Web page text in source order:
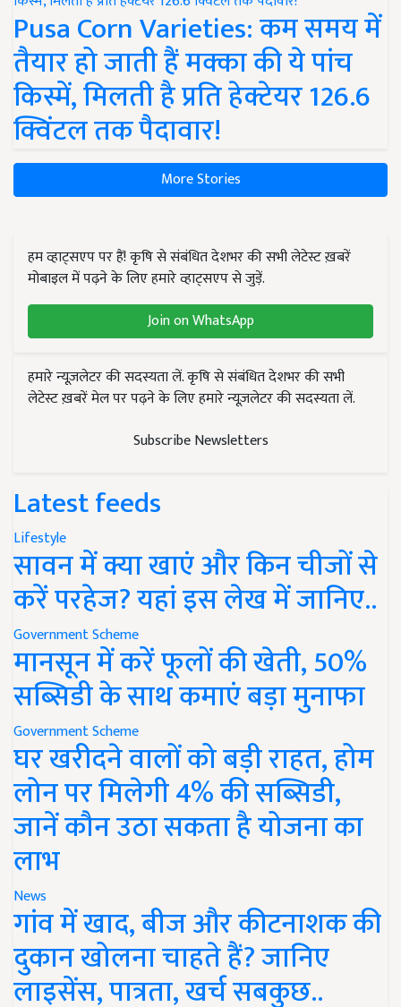
Pusa Corn Varieties: कम समय में
तैयार हो जाती हैं मक्का की ये पांच
किस्में, मिलती है प्रति हेक्टेयर 126.6
क्विंटल तक पैदावार!
More Stories
हम व्हाट्सएप पर हैं! कृषि से संबंधित देशभर की सभी लेटेस्ट ख़बरें
मोबाइल में पढ़ने के लिए हमारे व्हाट्सएप से जुड़ें.
Join on WhatsApp
हमारे न्यूज़लेटर की सदस्यता लें. कृषि से संबंधित देशभर की सभी
लेटेस्ट ख़बरें मेल पर पढ़ने के लिए हमारे न्यूज़लेटर की सदस्यता लें.
Subscribe Newsletters
Latest feeds
Lifestyle
सावन में क्या खाएं और किन चीजों से
करें परहेज? यहां इस लेख में जानिए..
Government Scheme
मानसून में करें फूलों की खेती, 50%
सब्सिडी के साथ कमाएं बड़ा मुनाफा
Government Scheme
घर खरीदने वालों को बड़ी राहत, होम
लोन पर मिलेगी 4% की सब्सिडी,
जानें कौन उठा सकता है योजना का
लाभ
News
गांव में खाद, बीज और कीटनाशक की
दुकान खोलना चाहते हैं? जानिए
लाइसेंस, पात्रता, खर्च सबकुछ..